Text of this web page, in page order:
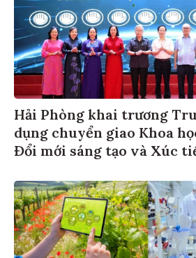
Hải Phòng khai trương
dụng chuyển giao Khoa
Đổi mới sáng tạo và Xúc